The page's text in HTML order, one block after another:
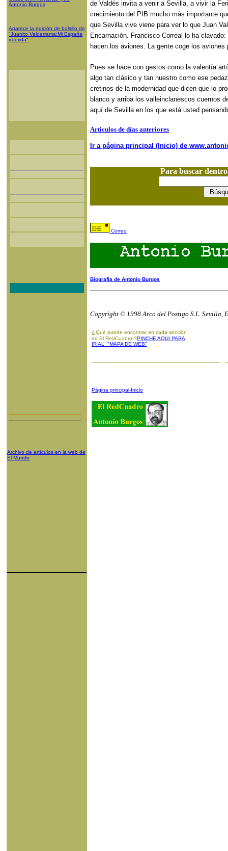
Antonio Burgos
Aparece la edición de bolsillo de
"Juanito Valderrama:Mi España
querida"
Archivo de artículos en la web de
El Mundo
de Valdés invita a venir a Sevilla, a vivir la
crecimiento del PIB mucho más importante
que Sevilla vive viene para ver lo que Juan
Encarnación. Francisco Correal lo ha
hacen los aviones. La gente coge los
Pues se hace con gestos como la valentía
algo tan clásico y tan nuestro como ese
cretinos de la modernidad que dicen que lo
blanco y arriba los valleinclanescos cuernos
aquí de Sevilla en los que está usted
Articulos de días anteriores
Ir a página principal (Inicio) de
Para buscar
Correo
Biografía de Antonio Burgos
Copyright © 1998 Arco del Postigo S.L. Sevilla,
¿ Qué puede encontrar en cada sección
de El RedCuadro ?PINCHE AQUI PARA
IR AL "MAPA DE WEB"
Página principal-Inicio